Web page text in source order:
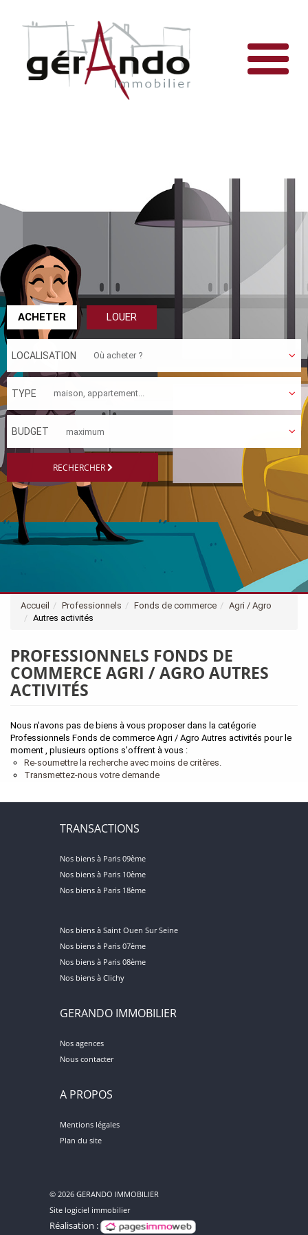
ACHETER LOUER
LOCALISATION
TYPE
BUDGET
RECHERCHER
Accueil Professionnels Fonds de commerce
Agri / Agro
Autres activités
PROFESSIONNELS FONDS DE
COMMERCE AGRI / AGRO AUTRES
ACTIVITÉS
Nous n'avons pas de biens à vous proposer dans la catégorie
Professionnels Fonds de commerce Agri / Agro Autres activités pour le
moment , plusieurs options s'offrent à vous :
Re-soumettre la recherche avec moins de critères.
Transmettez-nous votre demande
TRANSACTIONS
Nos biens à Paris 09ème
Nos biens à Paris 10ème
Nos biens à Paris 18ème
Nos biens à Saint Ouen Sur Seine
Nos biens à Paris 07ème
Nos biens à Paris 08ème
Nos biens à Clichy
GERANDO IMMOBILIER
Nos agences
Nous contacter
A PROPOS
Mentions légales
Plan du site
© 2026 GERANDO IMMOBILIER
Site logiciel immobilier
Réalisation :